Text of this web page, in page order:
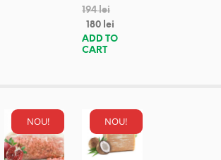
194lei
180 lei
ADD TO
CART
NOU! NOU!